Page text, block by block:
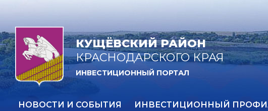
КУЩЁВСКИЙ РАЙОН
КРАСНОДАРСКОГО КРАЯ
ИНВЕСТИЦИОННЫЙ ПОРТАЛ
НОВОСТИ И СОБЫТИЯ ИНВЕСТИЦИОННЫЙ